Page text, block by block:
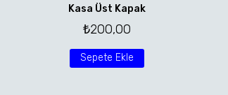
Kasa Üst Kapak
₺200,00
Sepete Ekle